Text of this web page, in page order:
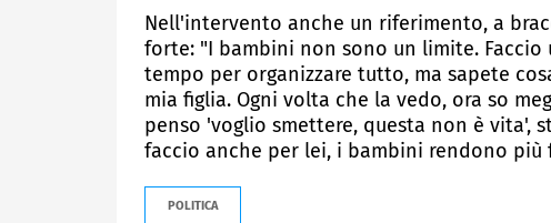
Nell'intervento anche un riferimento, a
forte: "I bambini non sono un limite.
tempo per organizzare tutto, ma sapete
mia figlia. Ogni volta che la vedo, ora so
penso 'voglio smettere, questa non è vita',
faccio anche per lei, i bambini rendono
POLITICA